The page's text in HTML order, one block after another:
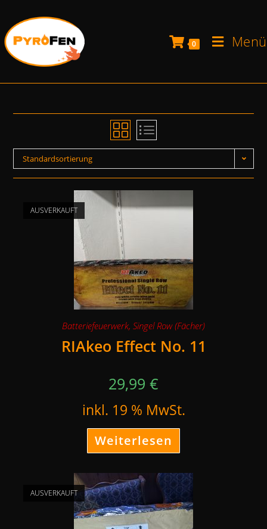
0 Menü
Standardsortierung
AUSVERKAUFT
Batteriefeuerwerk, Singel Row (Fächer)
RIAkeo Effect No. 11
29,99 €
inkl. 19 % MwSt.
Weiterlesen
AUSVERKAUFT